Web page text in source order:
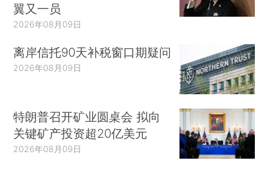
翼又一员
2026年08月09日
离岸信托90天补税窗口期疑问
2026年08月09日
特朗普召开矿业圆桌会 拟向
关键矿产投资超20亿美元
2026年08月09日